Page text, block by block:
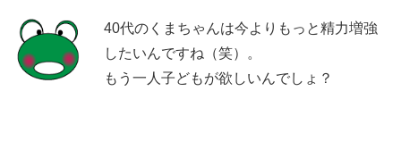
40代のくまちゃんは今よりもっと精力増強
したいんですね（笑）。
もう一人子どもが欲しいんでしょ？